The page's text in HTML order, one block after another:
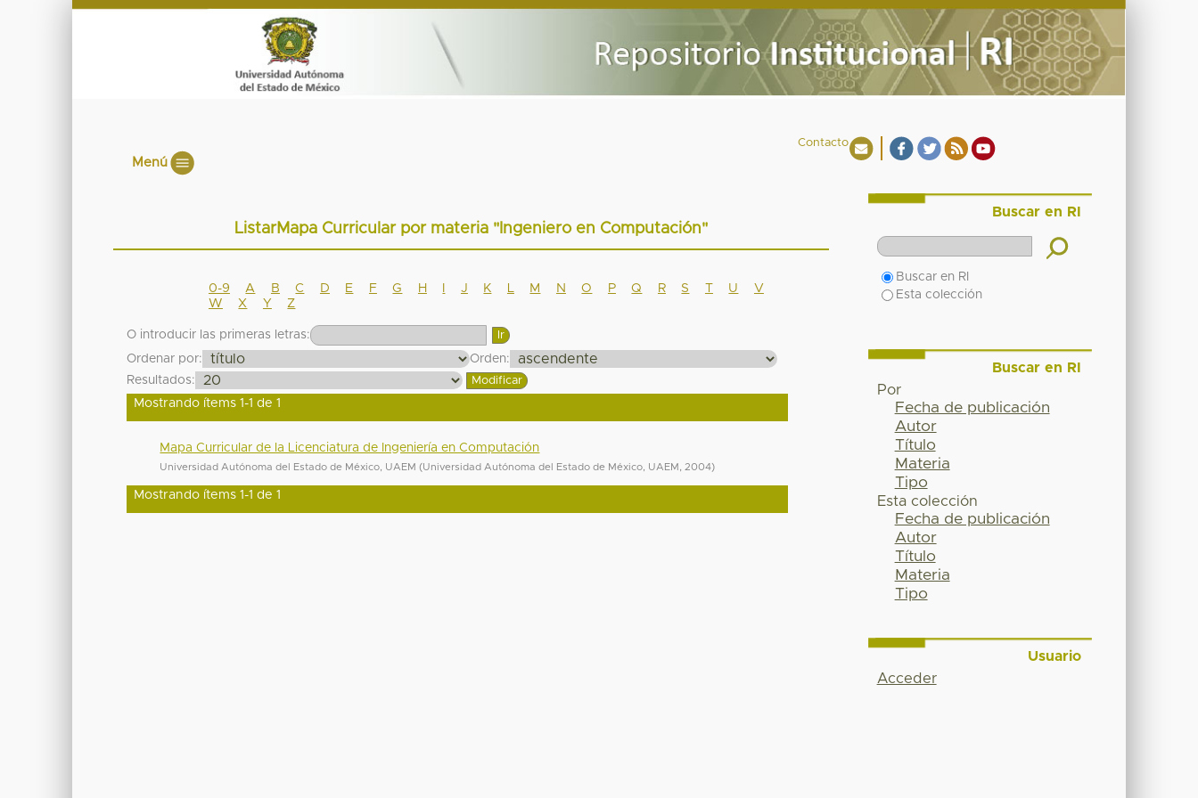
Contacto
Menú
ListarMapa Curricular por materia "Ingeniero en Computación"
0-9 A B C D E F G H J K M N O P Q R S T U
V
W
X Y Z
O introducir las primeras letras:
Ordenar por:
Orden:
Resultados:
Mostrando ítems 1-1 de 1
Mapa Curricular de la Licenciatura de Ingeniería en Computación
Universidad Autónoma del Estado de México, UAEM (Universidad Autónoma del Estado de México, UAEM 2004)
Mostrando ítems 1-1 de 1
Buscar en RI
Buscar en RI
Esta colección
Buscar en RI
Por
Fecha de publicación
Autor
Título
Materia
Tipo
Esta colección
Fecha de publicación
Autor
Título
Materia
Tipo
Usuario
Acceder